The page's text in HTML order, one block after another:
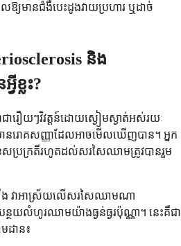
យមានជំងឺបេះដូងវាយប្រហារ ឬដាច់
និង
ខ្លះ?
ារឿយៗវិវត្តន៍ដោយស្ងៀមស្ងាត់អស់រយៈ
ានរោគសញ្ញាដែលអាចមើលឃើញបាន។ អ្នក
ប្រក្រតីរហូតដល់សរសៃឈាមត្រូវបានរួម
វាអាស្រ័យលើសរសៃឈាមណា
ថយលំហូរឈាមយ៉ាងធ្ងន់ធ្ងរប៉ុណ្ណា។ នេះគឺជា
ដាន៖